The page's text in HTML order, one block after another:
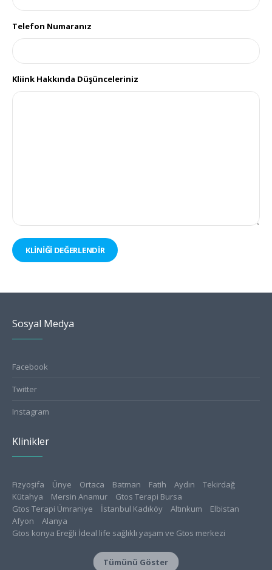
Telefon Numaranız
Kliink Hakkında Düşünceleriniz
KLİNİĞİ DEĞERLENDİR
Sosyal Medya
Facebook
Twitter
Instagram
Klinikler
Tümünü Göster
Fizyoşifa Ünye Ortaca Batman Fatih Aydın
Tekirdağ
Kütahya
Mersin Anamur
Gtos Terapi Bursa
Gtos Terapi Ümraniye
İstanbul Kadıköy Altınkum
Elbistan
Afyon
Alanya
Gtos konya Ereğli İdeal life sağlıklı yaşam ve Gtos merkezi
Gtos Edirne Sağlıklı Yaşam Merkezi
Aksaray